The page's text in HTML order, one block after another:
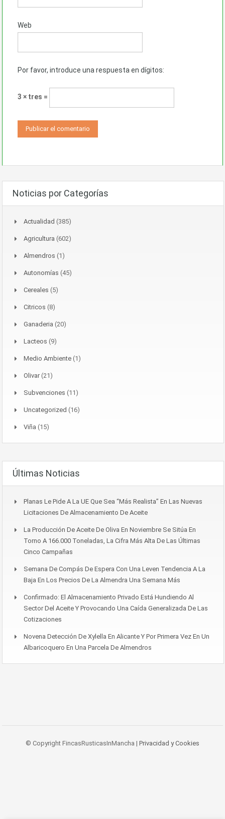
Web
Por favor, introduce una respuesta en dígitos:
3 × tres =
Noticias por Categorías
Actualidad (385)
Agricultura (602)
Almendros (1)
Autonomías (45)
Cereales (5)
Citricos (8)
Ganaderia (20)
Lacteos (9)
Medio Ambiente (1)
Olivar(21)
Subvenciones (11)
Uncategorized (16)
Viña (15)
Últimas Noticias
Planas Le Pide A La UE Que Sea “más Realista” En Las Nuevas
Licitaciones De Almacenamiento De Aceite
La Producción De Aceite De Oliva En Noviembre Se Sitúa En
Torno A 166.000 Toneladas, La Cifra Más Alta De Las Últimas
Cinco Campañas
Semana De Compás De Espera Con Una Leven Tendencia A La
Baja En Los Precios De La Almendra Una Semana Más
Confirmado: El Almacenamiento Privado Está Hundiendo Al
Sector Del Aceite Y Provocando Una Caída Generalizada De Las
Cotizaciones
Novena Detección De Xylella En Alicante Y Por Primera Vez En Un
Albaricoquero En Una Parcela De Almendros
© Copyright FincasRusticasInMancha | Privacidad y Cookies